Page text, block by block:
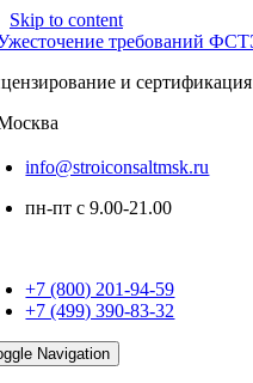
Skip to content
и сертификация
info@stroiconsaltmsk.ru
пн-пт с 9.00-21.00
+7 (800) 201-94-59
+7 (499) 390-83-32
Navigation